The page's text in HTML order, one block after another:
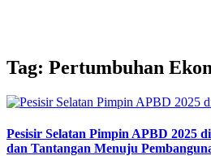
Tag: Pertumbuhan
Pesisir Selatan Pimpin APBD 2025
dan Tantangan Menuju